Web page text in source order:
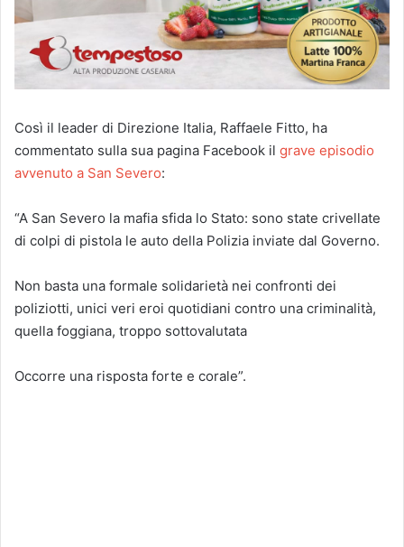
Così il leader di Direzione Italia, Raffaele Fitto, ha
commentato sulla sua pagina Facebook il grave episodio
avvenuto a San Severo:
“A San Severo la mafia sfida lo Stato: sono state crivellate
di colpi di pistola le auto della Polizia inviate dal Governo.
Non basta una formale solidarietà nei confronti dei
poliziotti, unici veri eroi quotidiani contro una criminalità,
quella foggiana, troppo sottovalutata
Occorre una risposta forte e corale”.